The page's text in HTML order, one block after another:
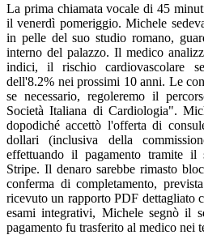
La prima chiamata vocale di 45
il venerdì pomeriggio. Michele
in pelle del suo studio romano,
interno del palazzo. Il medico
indici, il rischio cardiovascolare
dell'8.2% nei prossimi 10 anni. Le
se necessario, regoleremo il
Società Italiana di Cardiologia".
dopodiché accettò l'offerta di
dollari (inclusiva della
effettuando il pagamento tramite
Stripe. Il denaro sarebbe rimasto
conferma di completamento,
ricevuto un rapporto PDF dettagliato
esami integrativi, Michele segnò il
pagamento fu trasferito al medico nei